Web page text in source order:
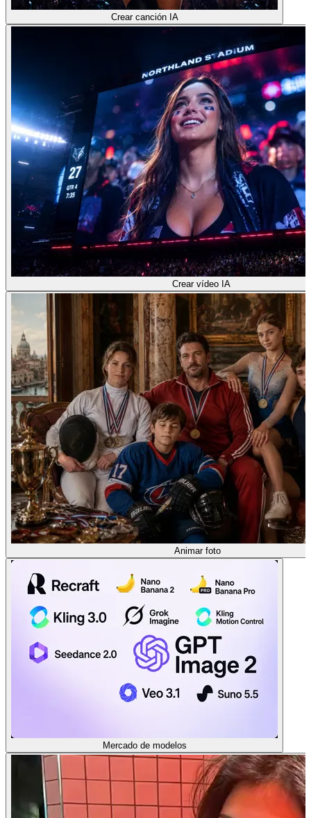
Crear canción IA
Crear vídeo IA
Animar foto
Mercado de modelos